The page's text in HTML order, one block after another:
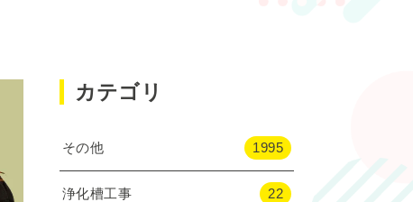
カテゴリ
その他 1995
浄化槽工事 22